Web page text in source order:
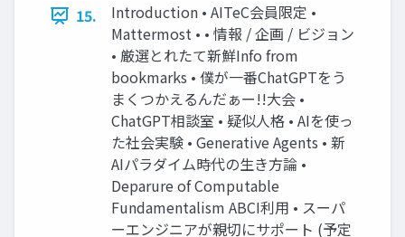
15.
Introduction • AITeC会員限定 •
Mattermost • • 情報 / 企画 / ビジョン
• 厳選とれたて新鮮Info from
bookmarks • 僕が一番ChatGPTをう
まくつかえるんだぁー!!大会 •
ChatGPT相談室 • 疑似人格 • AIを使っ
た社会実験 • Generative Agents • 新
AIパラダイム時代の生き方論 •
Deparure of Computable
Fundamentalism ABCI利用 • スーパ
ーエンジニアが親切にサポート (予定